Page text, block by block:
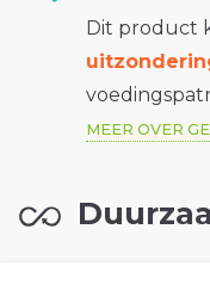
Dit product
MEER OVER